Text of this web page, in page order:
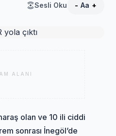
Sesli Oku - Aa +
ALANI
olan ve 10 ili ciddi
sonrası İnegöl’de